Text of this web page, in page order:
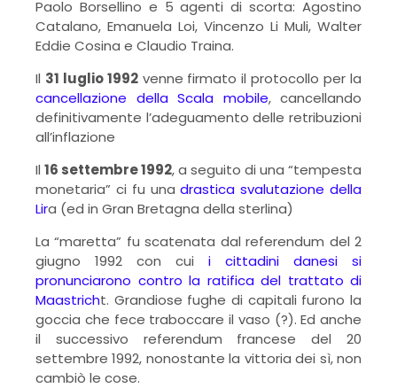
Paolo Borsellino e 5 agenti di scorta: Agostino
Catalano, Emanuela Loi, Vincenzo Li Muli, Walter
Eddie Cosina e Claudio Traina.
Il 31 luglio 1992venne firmato il protocollo per la
cancellazione della Scala mobile, cancellando
definitivamente l’adeguamento delle retribuzioni
all’inflazione
Il 16 settembre 1992, a seguito di una “tempesta
monetaria” ci fu unadrastica svalutazione della
Lira (ed in Gran Bretagna della sterlina)
La “maretta” fu scatenata dal referendum del 2
giugno 1992 con cui i cittadini danesi si
pronunciarono contro la ratifica del trattato di
Maastricht. Grandiose fughe di capitali furono la
goccia che fece traboccare il vaso (?). Ed anche
il successivo referendum francese del 20
settembre 1992, nonostante la vittoria dei sì, non
cambiò le cose.